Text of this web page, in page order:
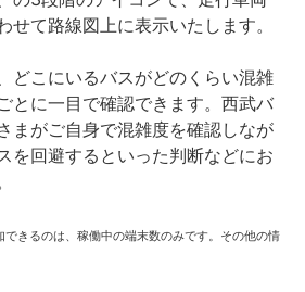
せて路線図上に表示いたします。
どこにいるバスがどのくらい混雑
とに一目で確認できます。西武バ
まがご自身で混雑度を確認しなが
を回避するといった判断などにお
きるのは、稼働中の端末数のみです。その他の情